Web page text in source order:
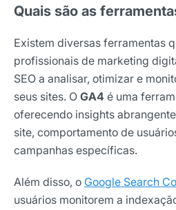
Quais são as
Existem diversas ferramentas
profissionais de marketing
SEO a analisar, otimizar e
seus sites. O GA4 é uma
oferecendo insights
site, comportamento de
campanhas específicas.
Além disso, o Google Search
usuários monitorem a